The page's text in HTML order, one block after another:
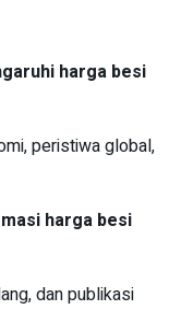
harga besi
peristiwa global,
harga besi
dan publikasi